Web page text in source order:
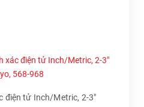
điện tử Inch/Metric, 2-3"